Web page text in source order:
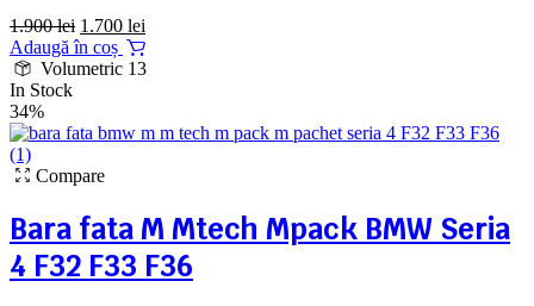
1.900lei Prețul
inițial
a
1.700 lei
curent
este:
Adaugă în coș
Volumetric 13
In Stock
34%
Compare
Bara fata M Mtech Mpack BMW Seria
4 F32 F33 F36